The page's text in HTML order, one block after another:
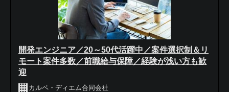
開発エンジニア／20～50代活躍中／案件選択制＆リ
モート案件多数／前職給与保障／経験が浅い方も歓
迎
カルペ・ディエム合同会社